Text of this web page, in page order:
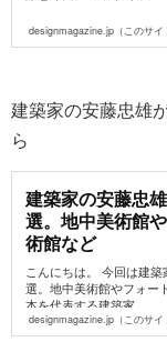
designmagazine.jp（このサイ
建築家の安藤忠雄
ら
建築家の安藤忠
選。地中美術館
術館など
こんにちは。 今回は建
選。地中美術館やフォー
本を代表する建築家...
designmagazine.jp（このサイ